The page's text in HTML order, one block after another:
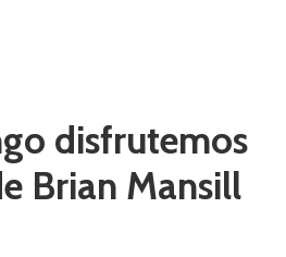
disfrutemos
Brian Mansill